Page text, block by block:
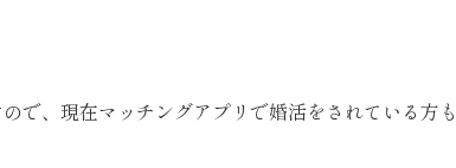
で、現在マッチングアプリで婚活をされている方